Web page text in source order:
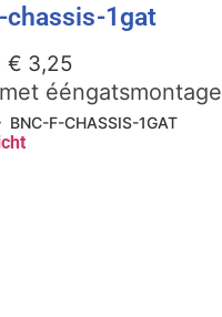
chassis-1gat
€ 3,25
ééngatsmontage
BNC-F-CHASSIS-1GAT